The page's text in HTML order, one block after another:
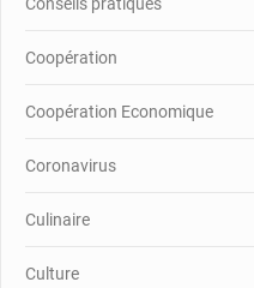
Coopération
Coopération Economique
Coronavirus
Culinaire
Culture